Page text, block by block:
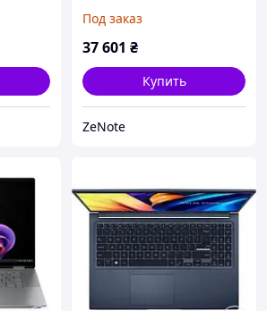
Под заказ
37 601 ₴
Купить
ZeNote